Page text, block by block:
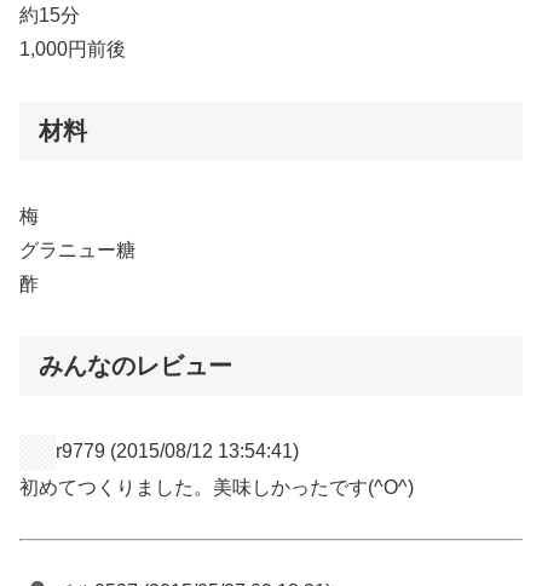
約15分
1,000円前後
材料
梅
グラニュー糖
酢
みんなのレビュー
r9779 (2015/08/12 13:54:41)
初めてつくりました。美味しかったです(^O^)